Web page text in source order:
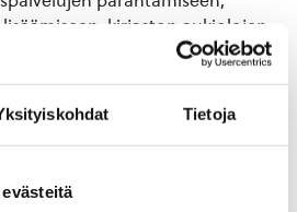
Tietoja
kirjaston aukiolojen
asuntojen saatavuuteen.
kehittämiseen,
ylläpitoon, hyvään
riittävyydestä